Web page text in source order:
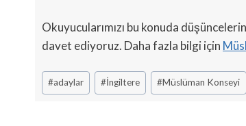
Okuyucularımızı bu konuda
davet ediyoruz. Daha fazla bilgi için
Post
Tags:
#adaylar #İngiltere #Müslüman Konseyi